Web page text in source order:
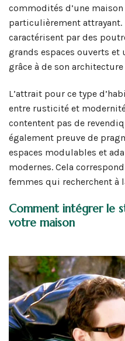
commodités d’une
particulièrement
caractérisent par des
grands espaces ouverts
grâce à de son
L’attrait pour ce type
entre rusticité et
contentent pas de
également preuve de
espaces modulables et
modernes. Cela
femmes qui recherchent à
Comment intégrer le
votre maison